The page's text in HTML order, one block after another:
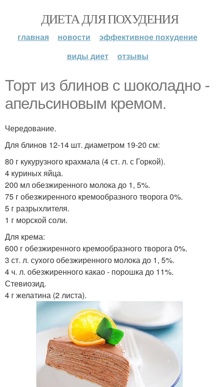
ДИЕТА ДЛЯ ПОХУДЕНИЯ
главная новости
эффективное похудение
виды диет
отзывы
Торт из блинов с шоколадно -
апельсиновым кремом.
Чередование.
Для блинов 12-14 шт. диаметром 19-20 см:
80 г кукурузного крахмала (4 ст. л. с Горкой).
4 куриных яйца.
200 мл обезжиренного молока до 1, 5%.
75 г обезжиренного кремообразного творога 0%.
5 г разрыхлителя.
1 г морской соли.
Для крема:
600 г обезжиренного кремообразного творога 0%.
3 ст. л. сухого обезжиренного молока до 1, 5%.
4 ч. л. обезжиренного какао - порошка до 11%.
Стевиозид.
4 г желатина (2 листа).